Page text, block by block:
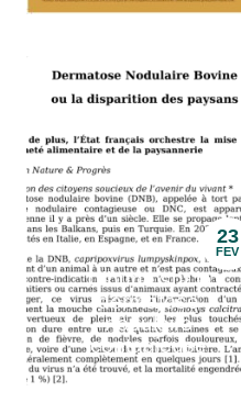
23
FEV
Tribune sur la
dermatose
nodulaire
contagieuse